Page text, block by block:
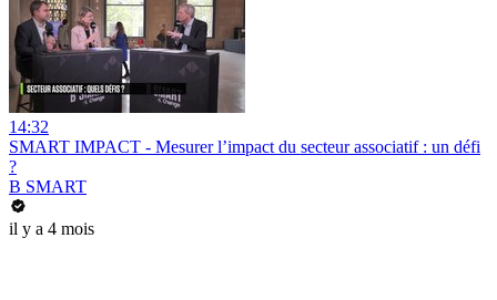
14:32
SMART IMPACT - Mesurer l’impact du secteur associatif : un défi
?
B SMART
il y a 4 mois